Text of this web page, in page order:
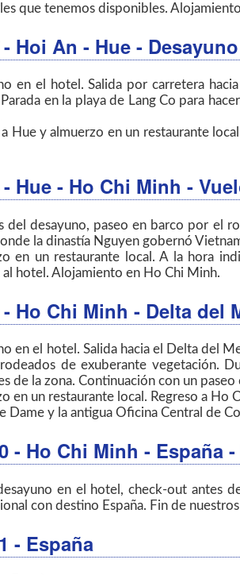
que tenemos disponibles.
- Hoi An - Hue -
en el hotel. Salida por carretera
Parada en la playa de Lang Co para
a Hue y almuerzo en un restaurante
- Hue - Ho Chi Minh -
del desayuno, paseo en barco por el
la dinastía Nguyen gobernó
en un restaurante local. A la hora
al hotel. Alojamiento en Ho Chi Minh.
- Ho Chi Minh - Delta del
en el hotel. Salida hacia el Delta del
rodeados de exuberante vegetación.
de la zona. Continuación con un
en un restaurante local. Regreso a Ho
Dame y la antigua Oficina Central de
- Ho Chi Minh - España
en el hotel, check-out antes
con destino España. Fin de
- España